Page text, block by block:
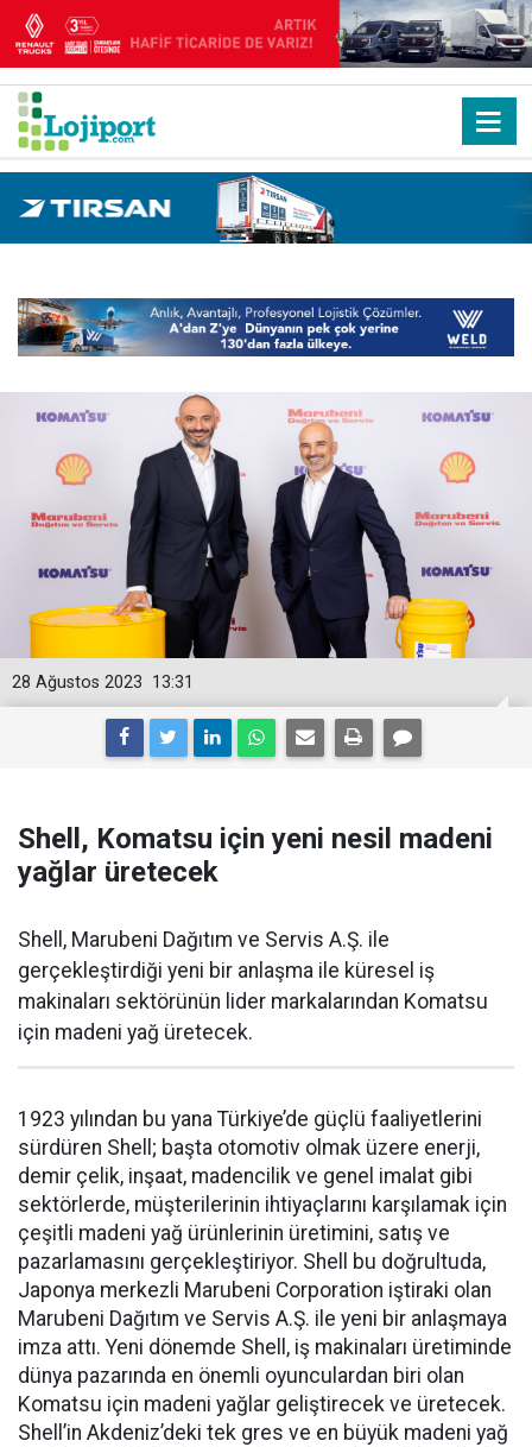
13:31
28 Ağustos 2023
Shell, Komatsu için yeni nesil madeni
yağlar üretecek
Shell, Marubeni Dağıtım ve Servis A.Ş. ile
gerçekleştirdiği yeni bir anlaşma ile küresel iş
makinaları sektörünün lider markalarından Komatsu
için madeni yağ üretecek.
1923 yılından bu yana Türkiye’de güçlü faaliyetlerini
sürdüren Shell; başta otomotiv olmak üzere enerji,
demir çelik, inşaat, madencilik ve genel imalat gibi
sektörlerde, müşterilerinin ihtiyaçlarını karşılamak için
çeşitli madeni yağ ürünlerinin üretimini, satış ve
pazarlamasını gerçekleştiriyor. Shell bu doğrultuda,
Japonya merkezli Marubeni Corporation iştiraki olan
Marubeni Dağıtım ve Servis A.Ş. ile yeni bir anlaşmaya
imza attı. Yeni dönemde Shell, iş makinaları üretiminde
dünya pazarında en önemli oyunculardan biri olan
Komatsu için madeni yağlar geliştirecek ve üretecek.
Shell’in Akdeniz’deki tek gres ve en büyük madeni yağ